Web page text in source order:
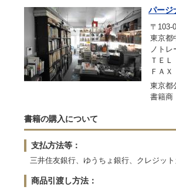
パージ
〒103-
東京都
ノト
ＴＥＬ
ＦＡＸ
東京都
書籍
書籍の購入について
支払方法等：
三井住友銀行、ゆうちょ銀行、クレジッ
商品引渡し方法：